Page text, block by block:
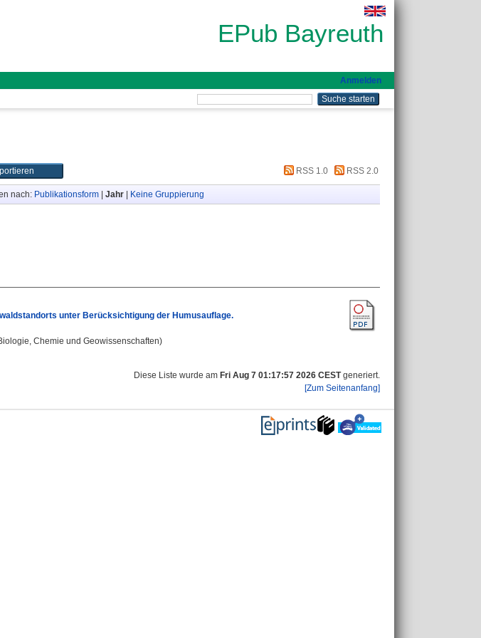
EPub Bayreuth
Anmelden
RSS 1.0 RSS 2.0
nach: Publikationsform| Jahr| Keine Gruppierung
unter Berücksichtigung der Humusauflage.
Chemie und Geowissenschaften)
Diese Liste wurde am Fri Aug 7 01:17:57 2026 CESTgeneriert.
[Zum Seitenanfang]